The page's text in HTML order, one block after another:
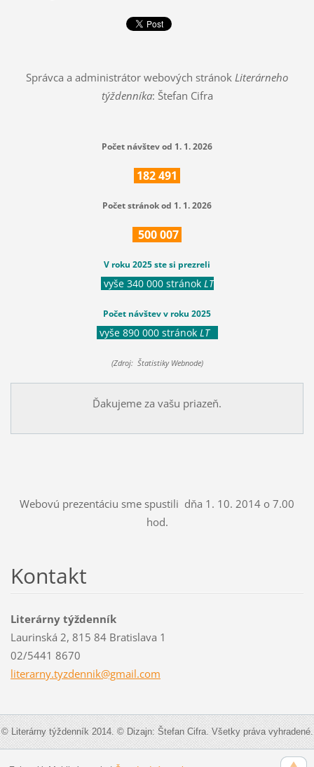
Správca a administrátor webových stránok Literárneho
týždenníka: Štefan Cifra
Počet návštev od 1. 1. 2026
182491
Počet stránok od 1. 1. 2026
500007
V roku 2025 ste si prezreli
vyše 340 000 stránok LT
Počet návštev v roku 2025
vyše 890 000 stránok LT
(Zdroj: Štatistiky Webnode)
Ďakujeme za vašu priazeň.
Webovú prezentáciu sme spustili dňa 1. 10. 2014 o 7.00
hod.
Kontakt
Literárny týždenník
Laurinská 2, 815 84 Bratislava 1
02/5441 8670
literarny.tyzdennik@gmail.com
© Literárny týždenník 2014. © Dizajn: Štefan Cifra. Všetky práva vyhradené.